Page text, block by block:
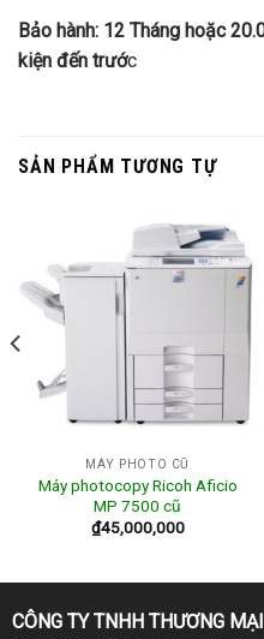
Bảo hành: 12 Tháng hoặc
kiện đến trước
SẢN PHẨM TƯƠNG TỰ
MÁY PHOTO CŨ
Máy photocopy Ricoh Aficio
MP 7500 cũ
₫45,000,000
CÔNG TY TNHH THƯƠNG